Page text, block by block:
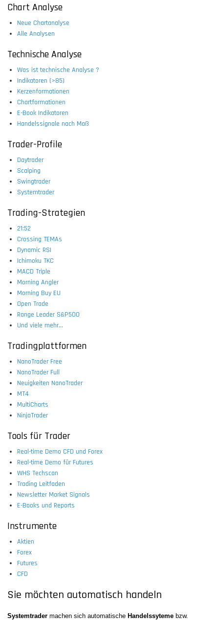
Chart Analyse
Neue Chartanalyse
Alle Analysen
Technische Analyse
Was ist technische Analyse ?
Indikatoren (>85)
Kerzenformationen
Chartformationen
E-Book Indikatoren
Handelssignale nach Maß
Trader-Profile
Daytrader
Scalping
Swingtrader
Systemtrader
Trading-Strategien
21:52
Crossing TEMAs
Dynamic RSI
Ichimoku TKC
MACD Triple
Morning Angler
Morning Buy EU
Open Trade
Range Leader S&P500
Und viele mehr...
Tradingplattformen
NanoTrader Free
NanoTrader Full
Neuigkeiten NanoTrader
MT4
MultiCharts
NinjaTrader
Tools für Trader
Real-time Demo CFD und Forex
Real-time Demo für Futures
WHS Techscan
Trading Leitfaden
Newsletter Market Signals
E-Books und Reports
Instrumente
Aktien
Forex
Futures
CFD
Sie möchten automatisch handeln
Systemtrader machen sich automatische Handelssyteme bzw.